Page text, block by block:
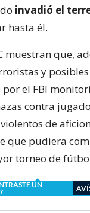
invadió el
hasta él.
muestran que,
y
el FBI
contra
de
que pudiera
torneo de
UN